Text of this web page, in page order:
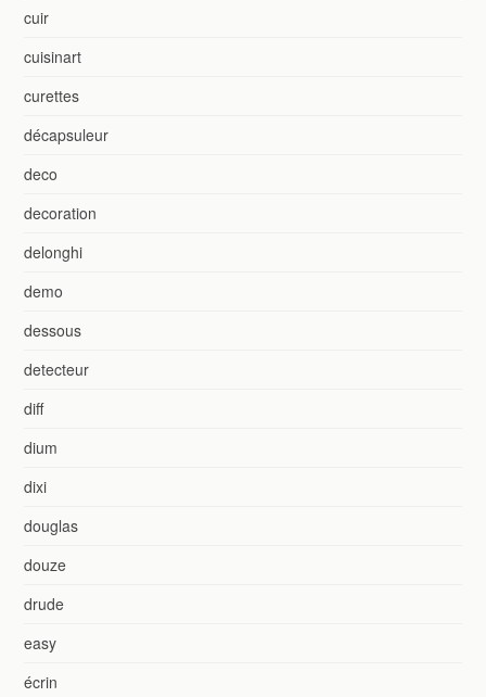
cuir
cuisinart
curettes
décapsuleur
deco
decoration
delonghi
demo
dessous
detecteur
diff
dium
dixi
douglas
douze
drude
easy
écrin